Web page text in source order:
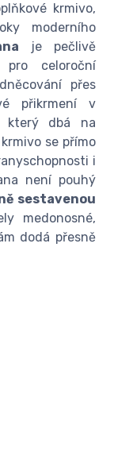
krmivo,
moderního
je pečlivě
pro celoroční
přes
přikrmení v
který dbá na
se přímo
i
není pouhý
sestavenou
medonosné,
dodá přesně